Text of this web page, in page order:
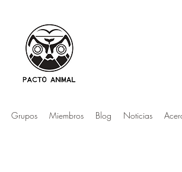
Grupos Miembros Blog Noticias